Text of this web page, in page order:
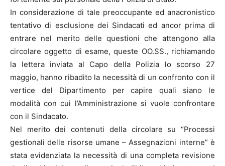
In considerazione di tale preoccupante ed anacronistico
tentativo di esclusione dei Sindacati ed ancor prima di
entrare nel merito delle questioni che attengono alla
circolare oggetto di esame, queste OO.SS., richiamando
la lettera inviata al Capo della Polizia lo scorso 27
maggio, hanno ribadito la necessità di un confronto con il
vertice del Dipartimento per capire quali siano le
modalità con cui l’Amministrazione si vuole confrontare
con il Sindacato.
Nel merito dei contenuti della circolare su “Processi
gestionali delle risorse umane – Assegnazioni interne” è
stata evidenziata la necessità di una completa revisione